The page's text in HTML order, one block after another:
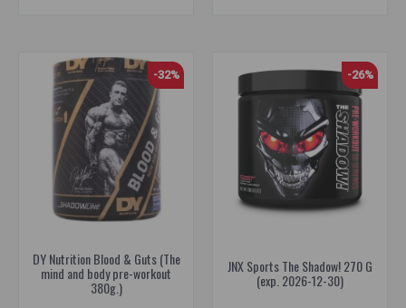
-32%
DY Nutrition Blood & Guts (The
mind and body pre-workout
380g.)
-26%
JNX Sports The Shadow! 270 G
(exp. 2026-12-30)